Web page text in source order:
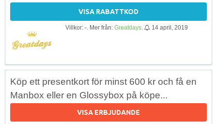
VISA RABATTKOD
Villkor: -. Mer från: Greatdays 14 april, 2019
Köp ett presentkort för minst 600 kr och få en
Manbox eller en Glossybox på köpe...
VISA ERBJUDANDE